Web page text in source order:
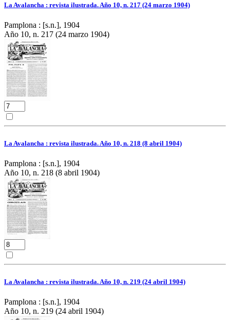
La Avalancha : revista ilustrada. Año 10, n. 217 (24 marzo 1904)
Pamplona : [s.n.], 1904
Año 10, n. 217 (24 marzo 1904)
La Avalancha : revista ilustrada. Año 10, n. 218 (8 abril 1904)
Pamplona : [s.n.], 1904
Año 10, n. 218 (8 abril 1904)
La Avalancha : revista ilustrada. Año 10, n. 219 (24 abril 1904)
Pamplona : [s.n.], 1904
Año 10, n. 219 (24 abril 1904)